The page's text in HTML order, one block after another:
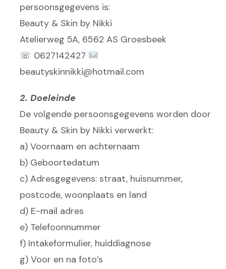
persoonsgegevens is:
Beauty & Skin by Nikki
Atelierweg 5A, 6562 AS Groesbeek
☏ 0627142427
beautyskinnikki@hotmail.com
2. Doeleinde
De volgende persoonsgegevens worden door
Beauty & Skin by Nikki verwerkt:
a) Voornaam en achternaam
b) Geboortedatum
c) Adresgegevens: straat, huisnummer,
postcode, woonplaats en land
d) E-mail adres
e) Telefoonnummer
f) Intakeformulier, huiddiagnose
g) Voor en na foto’s